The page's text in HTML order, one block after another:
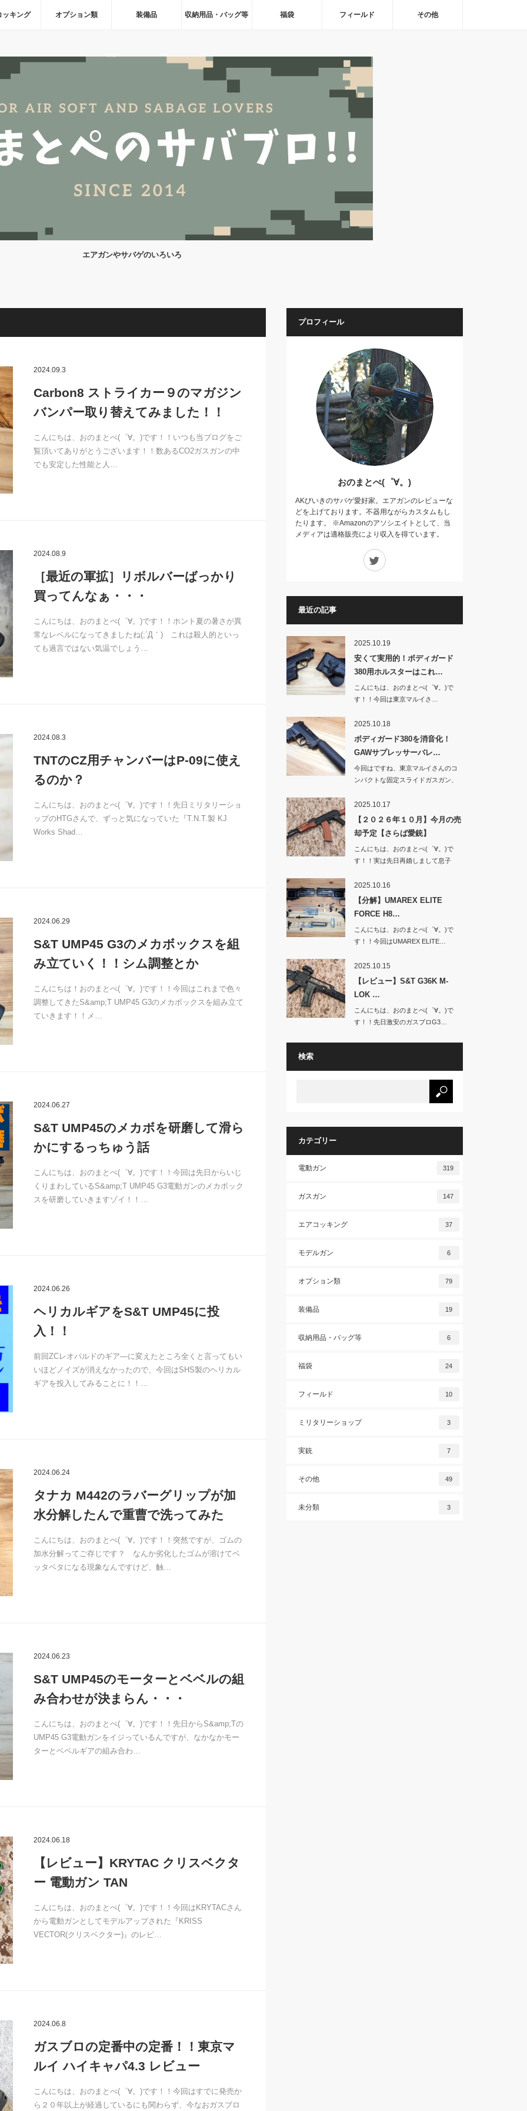
ッキング オプション類 装備品 収納用品・バッグ等 福袋 フィールド その他
エアガンやサバゲのいろいろ
2024.09.3
Carbon8 ストライカー９のマガジン
バンパー取り替えてみました！！
こんにちは、おのまとぺ(゜∀。)です！！いつも当ブログをご
覧頂いてありがとうございます！！数あるCO2ガスガンの中
でも安定した性能と人…
2024.08.9
［最近の軍拡］リボルバーばっかり
買ってんなぁ・・・
こんにちは、おのまとぺ(゜∀。)です！！ホント夏の暑さが異
常なレベルになってきましたね(;´Д｀) これは殺人的といっ
ても過言ではない気温でしょう…
2024.08.3
TNTのCZ用チャンバーはP-09に使え
るのか？
こんにちは、おのまとぺ(゜∀。)です！！先日ミリタリーショ
ップのHTGさんで、ずっと気になっていた『T.N.T.製 KJ
Works Shad…
2024.06.29
S&T UMP45 G3のメカボックスを組
み立ていく！！シム調整とか
こんにちは！おのまとぺ(゜∀。)です！！今回はこれまで色々
調整してきたS&amp;T UMP45 G3のメカボックスを組み立て
ていきます！！メ…
2024.06.27
S&T UMP45のメカボを研磨して滑ら
かにするっちゅう話
こんにちは、おのまとぺ(゜∀。)です！！今回は先日からいじ
くりまわしているS&amp;T UMP45 G3電動ガンのメカボック
スを研磨していきますゾイ！！…
2024.06.26
ヘリカルギアをS&T UMP45に投
入！！
前回ZCレオパルドのギア―に変えたところ全くと言ってもい
いほどノイズが消えなかったので、今回はSHS製のヘリカル
ギアを投入してみることに！！…
2024.06.24
タナカ M442のラバーグリップが加
水分解したんで重曹で洗ってみた
こんにちは、おのまとぺ(゜∀。)です！！突然ですが、ゴムの
加水分解ってご存じです？ なんか劣化したゴムが溶けてベ
ッタベタになる現象なんですけど、触…
2024.06.23
S&T UMP45のモーターとベベルの組
み合わせが決まらん・・・
こんにちは、おのまとぺ(゜∀。)です！！先日からS&amp;Tの
UMP45 G3電動ガンをイジっているんですが、なかなかモー
ターとベベルギアの組み合わ…
2024.06.18
【レビュー】KRYTAC クリスベクタ
ー 電動ガン TAN
こんにちは、おのまとぺ(゜∀。)です！！今回はKRYTACさん
から電動ガンとしてモデルアップされた『KRISS
VECTOR(クリスベクター)』のレビ…
2024.06.8
ガスブロの定番中の定番！！東京マ
ルイ ハイキャパ4.3 レビュー
こんにちは、おのまとぺ(゜∀。)です！！今回はすでに発売か
ら２０年以上が経過しているにも関わらず、今なおガスブロ
プロフィール
おのまとぺ(゜∀。)
AKびいきのサバゲ愛好家。エアガンのレビューな
どを上げております。不器用ながらカスタムもし
たります。 ※Amazonのアソシエイトとして、当
メディアは適格販売により収入を得ています。
最近の記事
2025.10.19
安くて実用的！ボディガード
380用ホルスターはこれ…
こんにちは、おのまとぺ(゜∀。)で
す！！今回は東京マルイさ…
2025.10.18
ボディガード380を消音化！
GAWサプレッサーバレ…
今回はですね、東京マルイさんのコ
ンパクトな固定スライドガスガン、
2025.10.17
【２０２６年１０月】今月の売
却予定【さらば愛銃】
こんにちは、おのまとぺ(゜∀。)で
す！！実は先日再婚しまして息子
2025.10.16
【分解】UMAREX ELITE
FORCE H8…
こんにちは、おのまとぺ(゜∀。)で
す！！今回はUMAREX ELITE…
2025.10.15
【レビュー】S&T G36K M-
LOK …
こんにちは、おのまとぺ(゜∀。)で
す！！先日激安のガスブロG3…
検索
カテゴリー
電動ガン 319
ガスガン 147
エアコッキング 37
モデルガン 6
オプション類 79
装備品 19
収納用品・バッグ等 6
福袋 24
フィールド 10
ミリタリーショップ 3
実銃 7
その他 49
未分類 3